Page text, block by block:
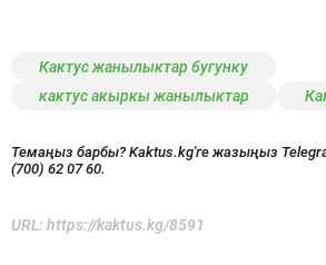
Кактус жанылыктар бугунку
кактус акыркы жанылыктар
Темаңыз барбы? Kaktus.kg'ге жазыңыз
(700) 62 07 60.
URL: https://kaktus.kg/8591